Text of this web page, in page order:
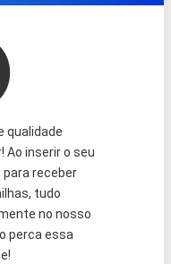
qualidade
Ao inserir o seu
receber
tudo
no nosso
perca essa